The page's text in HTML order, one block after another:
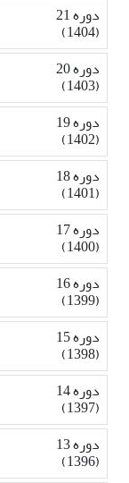
دوره 21
(1404)
دوره 20
(1403)
دوره 19
(1402)
دوره 18
(1401)
دوره 17
(1400)
دوره 16
(1399)
دوره 15
(1398)
دوره 14
(1397)
دوره 13
(1396)